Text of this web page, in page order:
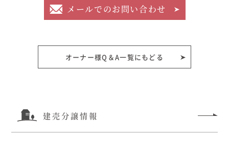
イベント
資料請求
お電話での
メールでのお問い合わせ
オーナー様Q＆A一覧にもどる
建売分譲情報